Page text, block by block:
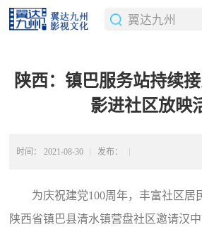
陕西：镇巴服务站持续
影进社区放映
时间： 2021-08-30 发布：
为庆祝建党100周年，丰富社区居
陕西省镇巴县清水镇营盘社区邀请汉